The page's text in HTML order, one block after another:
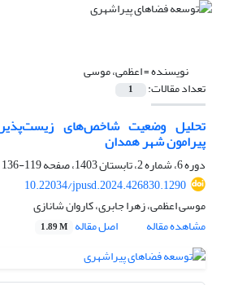
نویسنده =اعظمی، موسی
تعداد مقالات: 1
تحلیل وضعیت شاخص‌های
پیرامون شهر همدان
دوره 6، شماره 2، تابستان 1403، صفحه
119-136
10.22034/jpusd.2024.426830.1290
موسی اعظمی، زهرا جابری، کاروان شانازی
مشاهده مقاله
اصل مقاله 1.89 M